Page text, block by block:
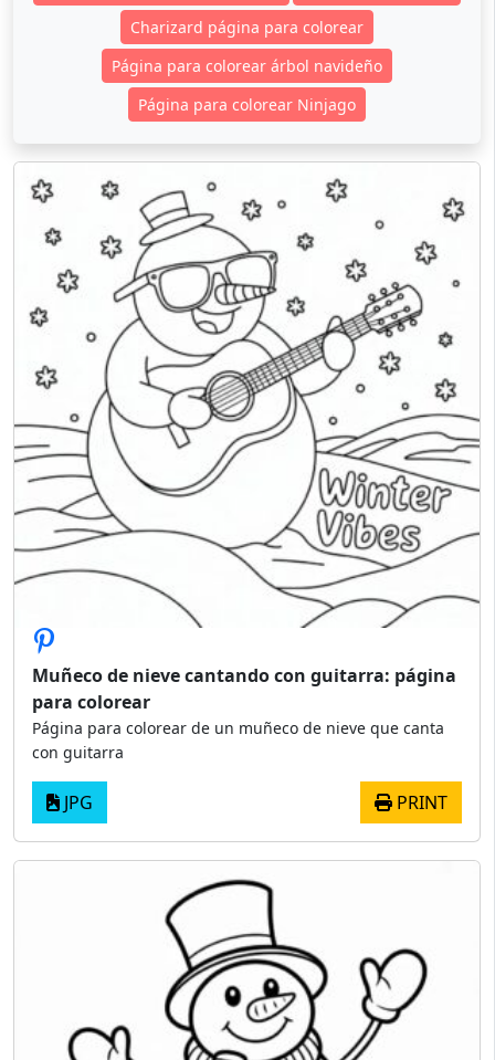
Charizard página para colorear
Página para colorear árbol navideño
Página para colorear Ninjago
Muñeco de nieve cantando con guitarra: página
para colorear
Página para colorear de un muñeco de nieve que canta
con guitarra
JPG PRINT